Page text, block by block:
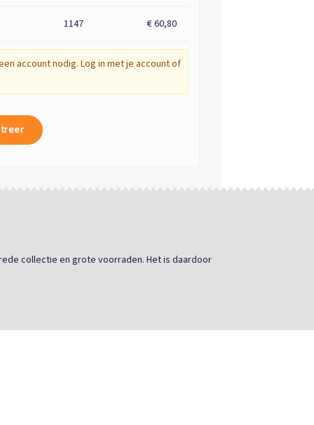
1147 € 60,80
account nodig. Log in met je account of
collectie en grote voorraden. Het is daardoor